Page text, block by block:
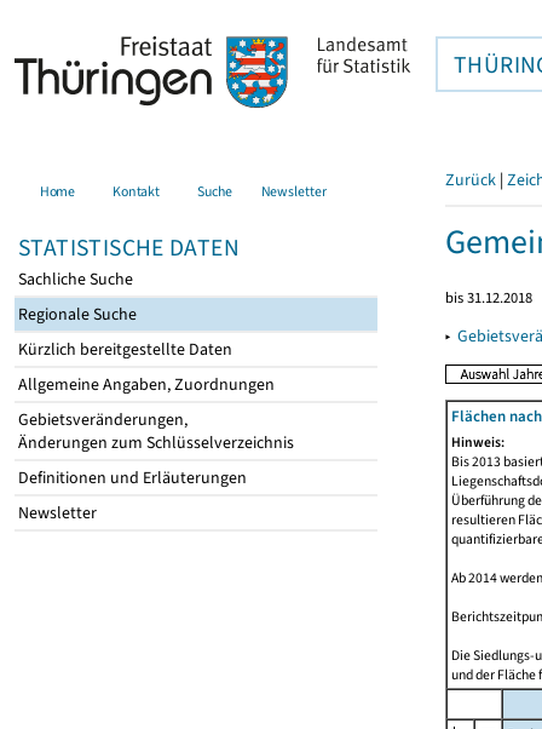
Home Kontakt Suche Newsletter
STATISTISCHE DATEN
Sachliche Suche
Regionale Suche
Kürzlich bereitgestellte Daten
Allgemeine Angaben, Zuordnungen
Gebietsveränderungen,
Änderungen zum Schlüsselverzeichnis
Definitionen und Erläuterungen
Newsletter
Zurück |
bis 31.12.2018
▸
Flächen
Hinweis:
Bis 2013
Überführung
resultieren
Ab 2014
Die Siedlungs-
und der Fläche